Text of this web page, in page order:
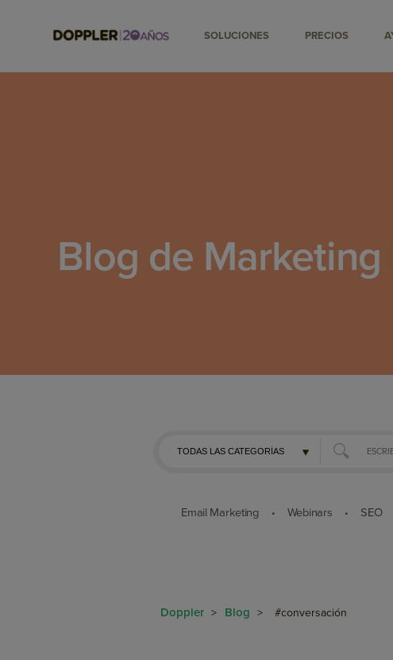
SOLUCIONES PRECIOS
Blog de
Email Marketing • Webinars • SEO
Doppler > Blog > #conversación